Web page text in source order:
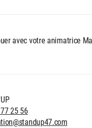
avec votre animatrice
25 56